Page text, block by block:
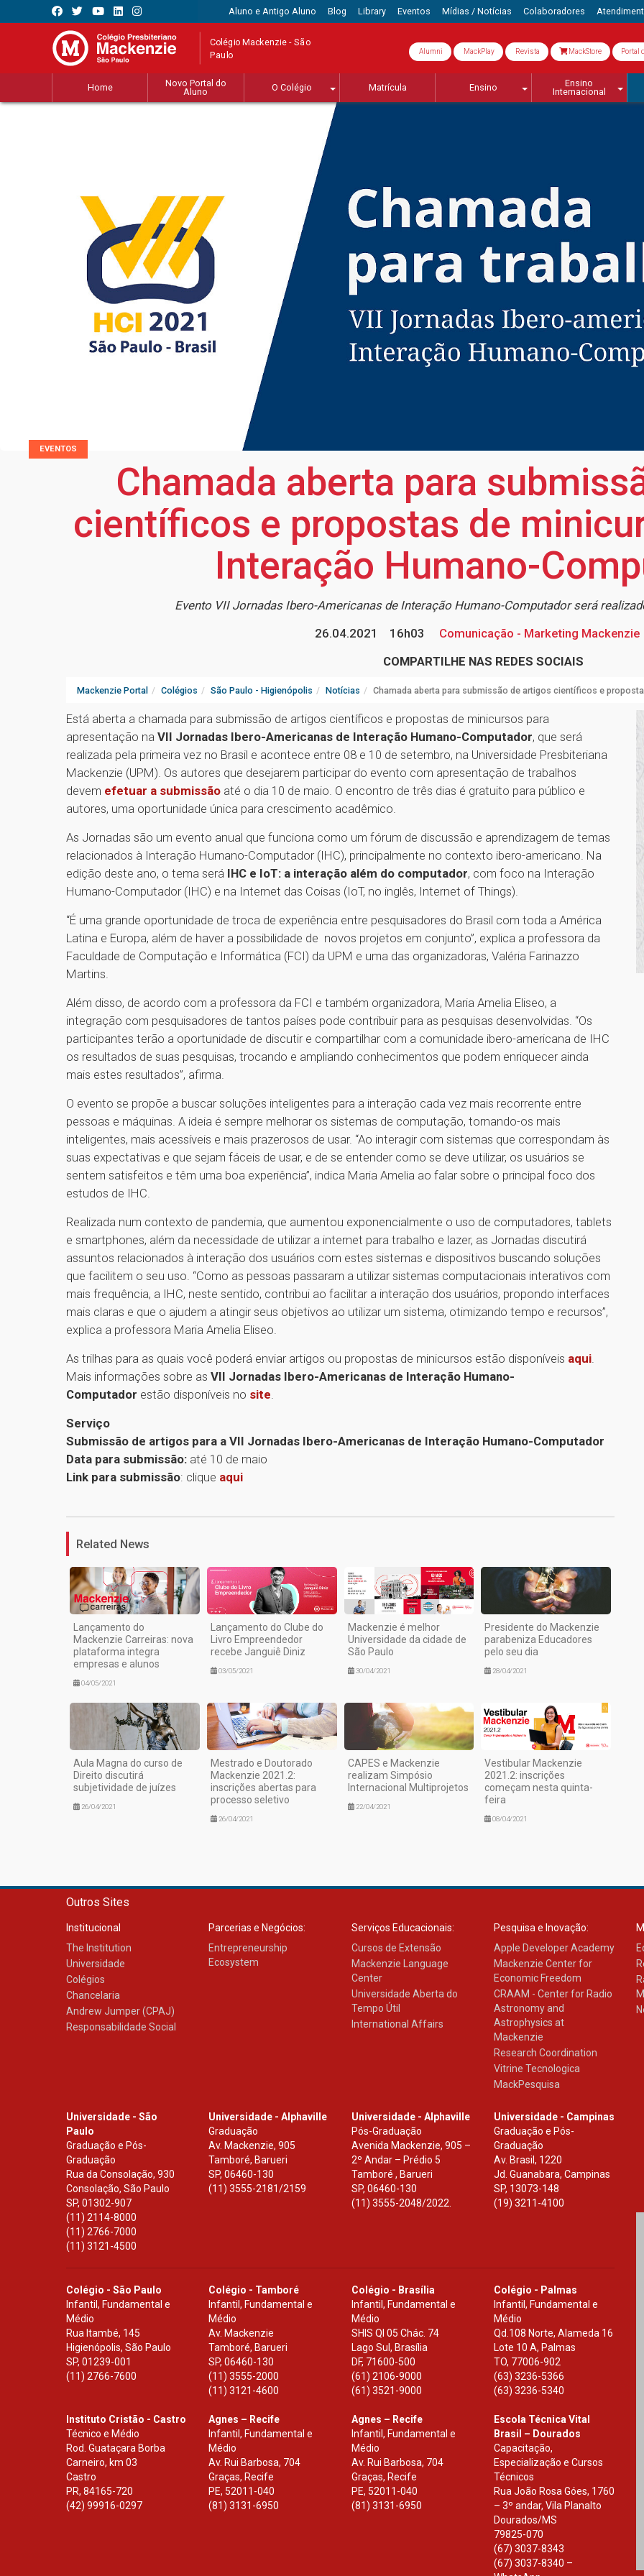
Aluno e Antigo Aluno Blog Library Eventos Mídias / Notícias Colaboradores
Colégio Mackenzie - São
Paulo Alumni MackPlay Revista MackStore Portal
Home
Novo Portal do
Aluno
O Colégio Matrícula Ensino
Ensino
Internacional
EVENTOS
Chamada aberta para
científicos e propostas de
Interação Humano-
Evento VII Jornadas Ibero-Americanas de Interação Humano-Computador será
26.04.2021
16h03
Comunicação - Marketing Mackenzie
COMPARTILHE NAS REDES SOCIAIS
Mackenzie Portal Colégios São Paulo - Higienópolis Notícias Chamada aberta para submissão de artigos científicos e
Está aberta a chamada para submissão de artigos científicos e propostas de minicursos para
apresentação na VII Jornadas Ibero-Americanas de Interação Humano-Computador, que será
realizada pela primeira vez no Brasil e acontece entre 08 e 10 de setembro, na Universidade Presbiteriana
Mackenzie (UPM). Os autores que desejarem participar do evento com apresentação de trabalhos
devem efetuar a submissão até o dia 10 de maio. O encontro de três dias é gratuito para público e
autores, uma oportunidade única para crescimento acadêmico.
As Jornadas são um evento anual que funciona como um fórum de discussão e aprendizagem de temas
relacionados à Interação Humano-Computador (IHC), principalmente no contexto ibero-americano. Na
edição deste ano, o tema será IHC e IoT: a interação além do computador, com foco na Interação
Humano-Computador (IHC) e na Internet das Coisas (IoT, no inglês, Internet of Things).
“É uma grande oportunidade de troca de experiência entre pesquisadores do Brasil com toda a América
Latina e Europa, além de haver a possibilidade de novos projetos em conjunto”, explica a professora da
Faculdade de Computação e Informática (FCI) da UPM e uma das organizadoras, Valéria Farinazzo
Martins.
Além disso, de acordo com a professora da FCI e também organizadora, Maria Amelia Eliseo, a
integração com pesquisadores de tantos países pode contribuir para as pesquisas desenvolvidas. “Os
participantes terão a oportunidade de discutir e compartilhar com a comunidade ibero-americana de IHC
os resultados de suas pesquisas, trocando e ampliando conhecimentos que podem enriquecer ainda
mais estes resultados”, afirma.
O evento se propõe a buscar soluções inteligentes para a interação cada vez mais recorrente entre
pessoas e máquinas. A ideia é sempre melhorar os sistemas de computação, tornando-os mais
inteligentes, mais acessíveis e mais prazerosos de usar. “Ao interagir com sistemas que correspondam às
suas expectativas e que sejam fáceis de usar, e de se entender como se deve utilizar, os usuários se
sentem satisfeitos e têm uma boa experiência”, indica Maria Amelia ao falar sobre o principal foco dos
estudos de IHC.
Realizada num contexto de pandemia, que aumentou exponencialmente o uso de computadores, tablets
e smartphones, além da necessidade de utilizar a internet para trabalho e lazer, as Jornadas discutirá
assuntos relacionados à interação dos usuários com estes sistemas e dispositivos buscando soluções
que facilitem o seu uso. “Como as pessoas passaram a utilizar sistemas computacionais interativos com
mais frequência, a IHC, neste sentido, contribui ao facilitar a interação dos usuários, propondo interfaces
mais claras e que o ajudem a atingir seus objetivos ao utilizar um sistema, otimizando tempo e recursos”,
explica a professora Maria Amelia Eliseo.
As trilhas para as quais você poderá enviar artigos ou propostas de minicursos estão disponíveis aqui.
Mais informações sobre as VII Jornadas Ibero-Americanas de Interação Humano-
Computador estão disponíveis no site.
Serviço
Submissão de artigos para a VII Jornadas Ibero-Americanas de Interação Humano-Computador
Data para submissão: até 10 de maio
Link para submissão: clique aqui
Related News
Lançamento do
Mackenzie Carreiras: nova
plataforma integra
empresas e alunos
04/05/2021
Lançamento do Clube do
Livro Empreendedor
recebe Janguiê Diniz
03/05/2021
Mackenzie é melhor
Universidade da cidade de
São Paulo
30/04/2021
Presidente do Mackenzie
parabeniza Educadores
pelo seu dia
28/04/2021
Aula Magna do curso de
Direito discutirá
subjetividade de juízes
26/04/2021
Mestrado e Doutorado
Mackenzie 2021.2:
inscrições abertas para
processo seletivo
26/04/2021
CAPES e Mackenzie
realizam Simpósio
Internacional Multiprojetos
22/04/2021
Vestibular Mackenzie
2021.2: inscrições
começam nesta quinta-
feira
08/04/2021
Outros Sites
Institucional
The Institution
Universidade
Colégios
Chancelaria
Andrew Jumper (CPAJ)
Responsabilidade Social
Parcerias e Negócios:
Entrepreneurship
Ecosystem
Serviços Educacionais:
Cursos de Extensão
Mackenzie Language
Center
Universidade Aberta do
Tempo Útil
International Affairs
Pesquisa e Inovação:
Apple Developer Academy
Mackenzie Center for
Economic Freedom
CRAAM - Center for Radio
Astronomy and
Astrophysics at
Mackenzie
Research Coordination
Vitrine Tecnologica
MackPesquisa
Universidade - São
Paulo
Graduação e Pós-
Graduação
Rua da Consolação, 930
Consolação, São Paulo
SP, 01302-907
(11) 2114-8000
(11) 2766-7000
(11) 3121-4500
Universidade - Alphaville
Graduação
Av. Mackenzie, 905
Tamboré, Barueri
SP,06460-130
(11) 3555-2181/2159
Universidade - Alphaville
Pós-Graduação
Avenida Mackenzie, 905 –
2º Andar – Prédio 5
Tamboré , Barueri
SP, 06460-130
(11) 3555-2048/2022.
Universidade - Campinas
Graduação e Pós-
Graduação
Av. Brasil, 1220
Jd. Guanabara, Campinas
SP, 13073-148
(19) 3211-4100
Colégio - São Paulo
Infantil, Fundamental e
Médio
Rua Itambé, 145
Higienópolis, São Paulo
SP, 01239-001
(11) 2766-7600
Colégio - Tamboré
Infantil, Fundamental e
Médio
Av. Mackenzie
Tamboré, Barueri
SP,06460-130
(11) 3555-2000
(11) 3121-4600
Colégio - Brasília
Infantil, Fundamental e
Médio
SHIS Ql 05 Chác. 74
Lago Sul, Brasília
DF, 71600-500
(61) 2106-9000
(61) 3521-9000
Colégio - Palmas
Infantil, Fundamental e
Médio
Qd.108 Norte, Alameda 16
Lote 10 A, Palmas
TO, 77006-902
(63) 3236-5366
(63) 3236-5340
Instituto Cristão - Castro
Técnico e Médio
Rod. Guataçara Borba
Carneiro, km 03
Castro
PR, 84165-720
(42) 99916-0297
Agnes – Recife
Infantil, Fundamental e
Médio
Av. Rui Barbosa, 704
Graças, Recife
PE, 52011-040
(81) 3131-6950
Agnes – Recife
Infantil, Fundamental e
Médio
Av. Rui Barbosa, 704
Graças, Recife
PE, 52011-040
(81) 3131-6950
Escola Técnica Vital
Brasil – Dourados
Capacitação,
Especialização e Cursos
Técnicos
Rua João Rosa Góes, 1760
– 3º andar, Vila Planalto
Dourados/MS
79825-070
(67) 3037-8343
(67) 3037-8340 –